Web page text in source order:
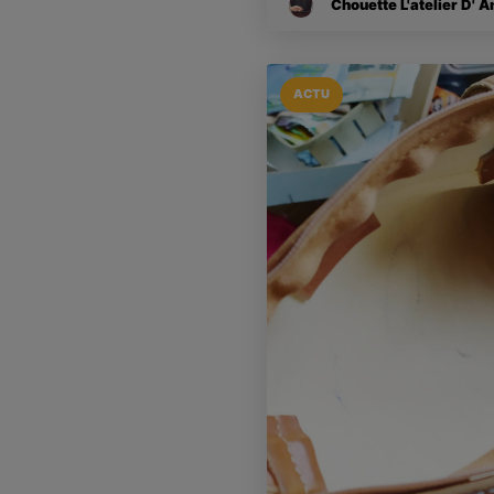
Chouette L'atelier D'
ACTU